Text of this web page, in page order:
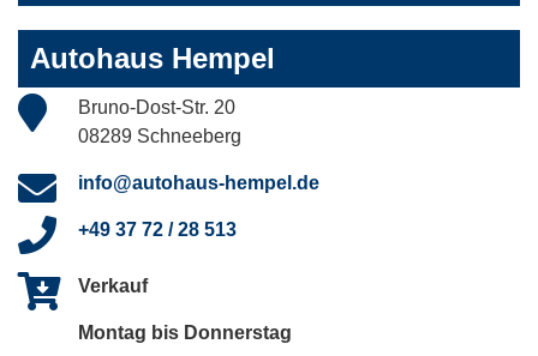
Autohaus Hempel
Bruno-Dost-Str. 20
08289 Schneeberg
info@autohaus-hempel.de
+49 37 72 / 28 513
Verkauf
Montag bis Donnerstag